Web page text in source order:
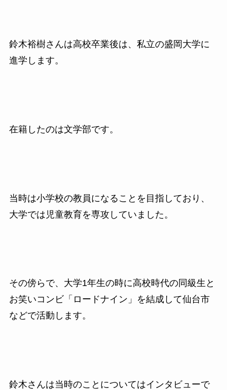
鈴木裕樹さんは高校卒業後は、私立の盛岡大学に
進学します。
在籍したのは文学部です。
当時は小学校の教員になることを目指しており、
大学では児童教育を専攻していました。
その傍らで、大学1年生の時に高校時代の同級生と
お笑いコンビ「ロードナイン」を結成して仙台市
などで活動します。
鈴木さんは当時のことについてはインタビューで